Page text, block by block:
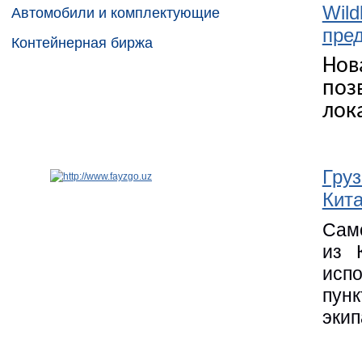
Автомобили и комплектующие
Контейнерная биржа
из